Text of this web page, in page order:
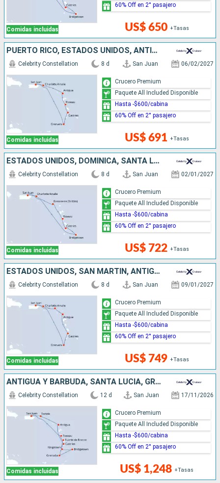
Comidas incluidas US$ 650 +Tasas
60% Off en 2° pasajero
PUERTO RICO, ESTADOS UNIDOS, ANTIGUA Y BARBUDA, DOMINICA, SANTA LUCIA, GRENADA
Comidas incluidas
Celebrity Constellation 8 d San Juan 06/02/2027
US$ 691 +Tasas
Crucero Premium
Paquete All Included Disponible
Hasta -$600/cabina
60% Off en 2° pasajero
ESTADOS UNIDOS, DOMINICA, SANTA LUCIA, BARBADOS, PUERTO RICO
Comidas incluidas
Celebrity Constellation 8 d San Juan 02/01/2027
US$ 722 +Tasas
Crucero Premium
Paquete All Included Disponible
Hasta -$600/cabina
60% Off en 2° pasajero
ESTADOS UNIDOS, SAN MARTÍN, ANTIGUA Y BARBUDA, SANTA LUCIA, GRENADA, PUERTO RICO
Comidas incluidas
Celebrity Constellation 8 d San Juan 09/01/2027
US$ 749 +Tasas
Crucero Premium
Paquete All Included Disponible
Hasta -$600/cabina
60% Off en 2° pasajero
ANTIGUA Y BARBUDA, SANTA LUCIA, GRENADA, BARBADOS, SAN VINCENT Y LAS GRANADINAS, DOMINICA, PUERTO RICO
Comidas incluidas
Celebrity Constellation 12 d San Juan 17/11/2026
US$ 1,248 +Tasas
Crucero Premium
Paquete All Included Disponible
Hasta -$600/cabina
60% Off en 2° pasajero